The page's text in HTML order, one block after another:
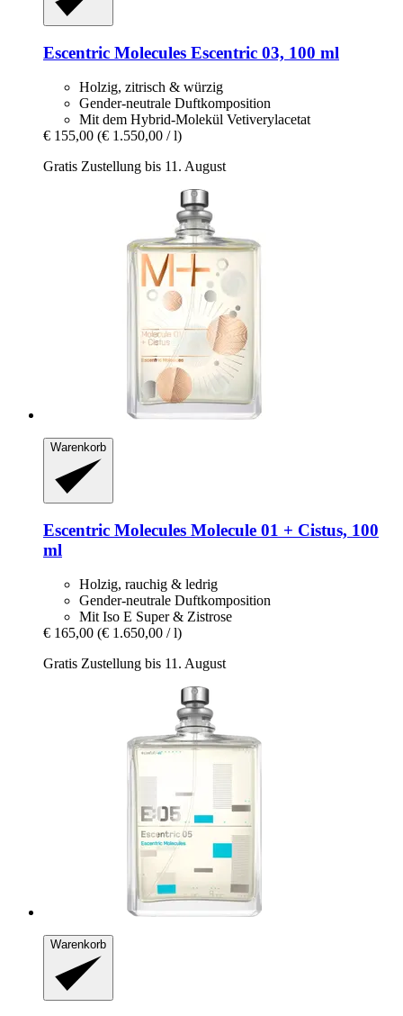
Escentric Molecules Escentric 03, 100 ml
Holzig, zitrisch & würzig
Gender-neutrale Duftkomposition
Mit dem Hybrid-Molekül Vetiverylacetat
€ 155,00 (€ 1.550,00 / l)
Gratis Zustellung bis 11. August
Warenkorb
Escentric Molecules Molecule 01 + Cistus, 100
ml
Holzig, rauchig & ledrig
Gender-neutrale Duftkomposition
Mit Iso E Super & Zistrose
€ 165,00 (€ 1.650,00 / l)
Gratis Zustellung bis 11. August
Warenkorb